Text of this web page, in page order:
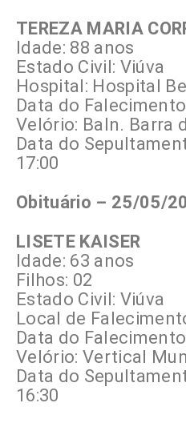
TEREZA MARIA
Idade: 88 anos
Estado Civil: Viúva
Hospital: Hospital
Data do
Velório: Baln. Barra
Data do
17:00
Obituário – 25/05/
LISETE KAISER
Idade: 63 anos
Filhos: 02
Estado Civil: Viúva
Local de
Data do
Velório: Vertical
Data do
16:30